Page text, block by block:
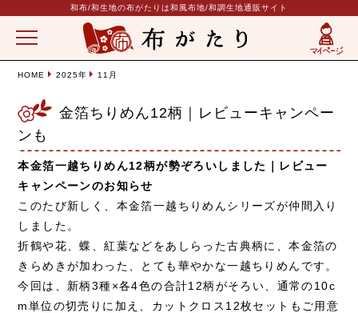
和布/和生地の布がたりは和風布地/和調生地通販サイト
HOME 2025年 11月
金箔ちりめん12柄｜レビューキャンペー
ンも
本金箔一越ちりめん12柄が勢ぞろいしました｜レビュー
キャンペーンのお知らせ
このたび新しく、本金箔一越ちりめんシリーズが仲間入り
しました。
折鶴や花、蝶、紅葉などをあしらった古典柄に、本金箔の
きらめきが加わった、とても華やかな一越ちりめんです。
今回は、新柄3種×各4色の合計12柄がそろい、通常の10c
m単位の切売りに加え、カットクロス12枚セットもご用意